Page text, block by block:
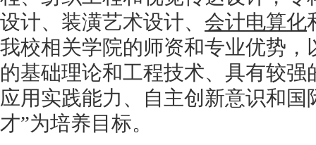
设计、装潢艺术设计、 会计电算化
我校相关学院的师资和专业优势，
的基础理论和工程技术、具有较
应用实践能力、自主创新意识和
才”为培养目标。